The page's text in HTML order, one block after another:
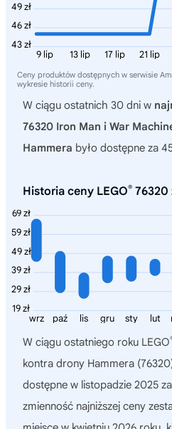
49 zł
46 zł
43 zł
21 lip
17 lip
13 lip
9 lip
Ceny produktów dostępnych w serwisie
wykresie historii ceny.
W ciągu ostatnich 30 dni w
76320 Iron Man i War
Hammera było dostępne za
Historia ceny LEGO® 76320
69 zł
59 zł
49 zł
39 zł
29 zł
19 zł
lut
sty
gru
lis
paź
wrz
W ciągu ostatniego roku LEGO
kontra drony Hammera
dostępne w listopadzie 2025 za
zmienność najniższej ceny